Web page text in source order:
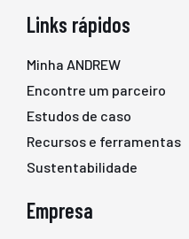
Links rápidos
Minha ANDREW
Encontre um parceiro
Estudos de caso
Recursos e ferramentas
Sustentabilidade
Empresa